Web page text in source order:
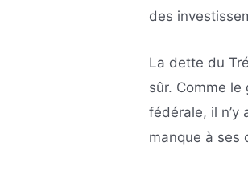
des
La dette du
sûr. Comme
fédérale, il
manque à ses